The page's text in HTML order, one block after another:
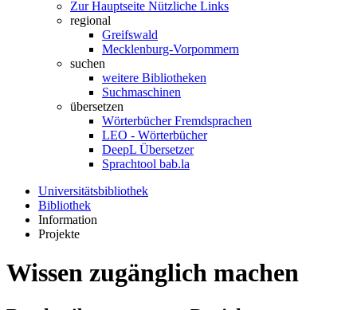
Zur Hauptseite Nützliche Links
regional
Greifswald
Mecklenburg-Vorpommern
suchen
weitere Bibliotheken
Suchmaschinen
übersetzen
Wörterbücher Fremdsprachen
LEO - Wörterbücher
DeepL Übersetzer
Sprachtool bab.la
Universitätsbibliothek
Bibliothek
Information
Projekte
Wissen zugänglich machen